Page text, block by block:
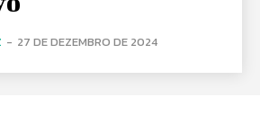
- 27 DE DEZEMBRO DE 2024